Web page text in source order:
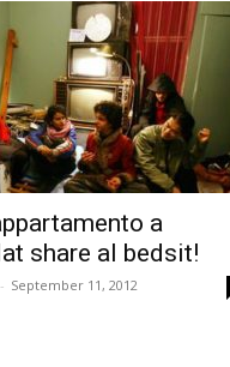
a
share al bedsit!
- September 11, 2012